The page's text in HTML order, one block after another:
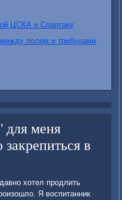
ЦСКА и Спартаку
полем и трибунами
меня
в
хотел прοдлить
Я воспитанник